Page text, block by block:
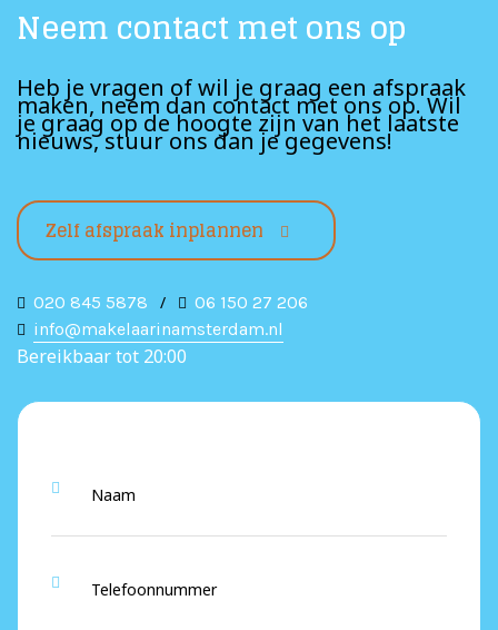
Neem contact met ons op
Heb je vragen of wil je graag een afspraak
maken, neem dan contact met ons op. Wil
je graag op de hoogte zijn van het laatste
nieuws, stuur ons dan je gegevens!
Zelf afspraak inplannen
020 845 5878 /
06 150 27 206
info@makelaarinamsterdam.nl
Bereikbaar tot 20:00